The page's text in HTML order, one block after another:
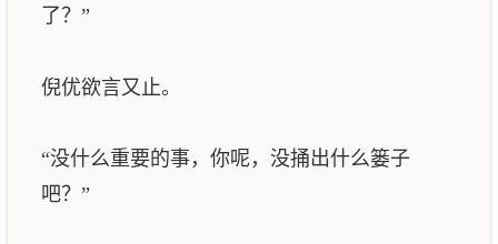
了？”
倪优欲言又止。
“没什么重要的事，你呢，没捅出什么篓子
吧？”